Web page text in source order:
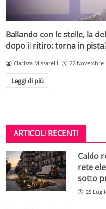
Ballando con le stelle, la
dopo il ritiro: torna in
Clarissa Missarelli 22 Novembre
Leggi di più
ARTICOLI RECENTI
Caldo
rete
sotto
25